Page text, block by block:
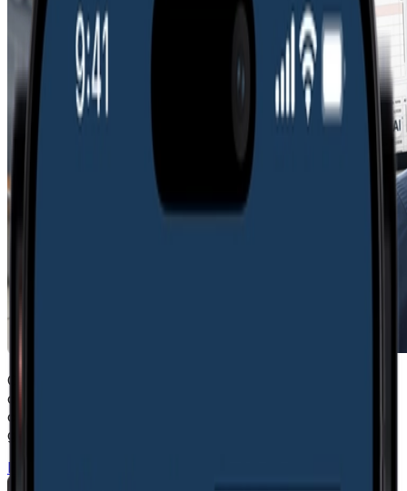
O Price Search automatiza o ciclo completo de cotação
com fornecedores através de um leilão reverso,
controlado pela sua empresa. Do envio da solicitação à
geração da ordem de compra.
Fale com um especialista